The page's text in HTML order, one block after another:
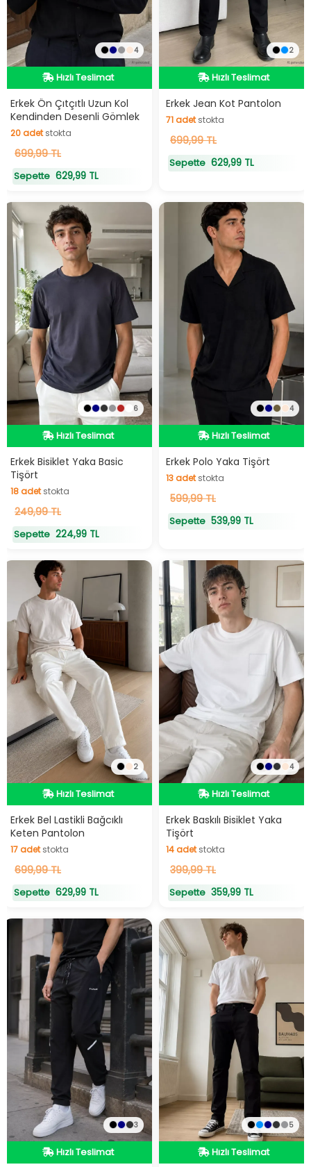
4
Hızlı Teslimat
Hızlı Teslimat
Erkek Ön Çıtçıtlı Uzun Kol
Kendinden Desenli Gömlek
20adetstokta
20adetstokta
699,99 TL
Sepette 629,99 TL
2
Hızlı Teslimat
Hızlı Teslimat
Erkek Jean Kot Pantolon
71adetstokta
71adetstokta
699,99 TL
Sepette 629,99 TL
6
Hızlı Teslimat
Hızlı Teslimat
Erkek Bisiklet Yaka Basic
Tişört
18adetstokta
18adetstokta
249,99 TL
Sepette 224,99 TL
4
Hızlı Teslimat
Hızlı Teslimat
Erkek Polo Yaka Tişört
13adetstokta
13adetstokta
599,99 TL
Sepette 539,99 TL
2
Hızlı Teslimat
Hızlı Teslimat
Erkek Bel Lastikli Bağcıklı
Keten Pantolon
17adetstokta
17adetstokta
699,99 TL
Sepette 629,99 TL
4
Hızlı Teslimat
Hızlı Teslimat
Erkek Baskılı Bisiklet Yaka
Tişört
14adetstokta
14adetstokta
399,99 TL
Sepette 359,99 TL
3
Hızlı Teslimat
5
Hızlı Teslimat